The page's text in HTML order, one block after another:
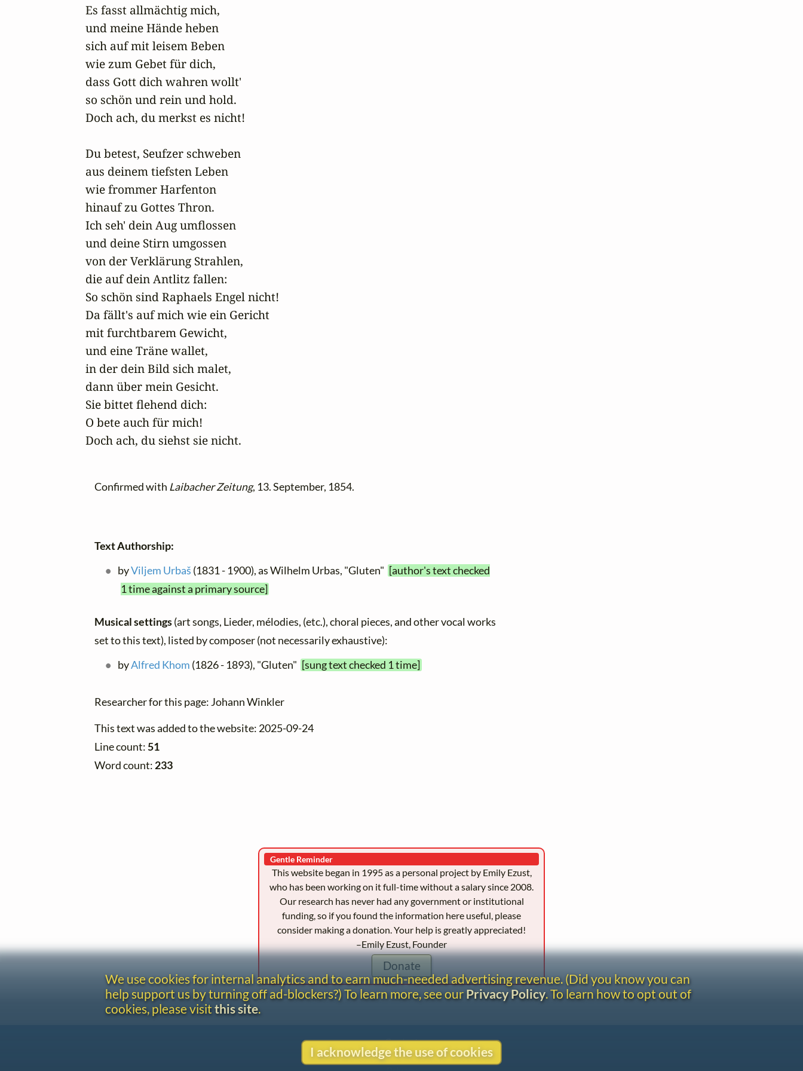
Es fasst allmächtig mich,
und meine Hände heben
sich auf mit leisem Beben
wie zum Gebet für dich,
dass Gott dich wahren wollt'
so schön und rein und hold.
Doch ach, du merkst es nicht!
Du betest, Seufzer schweben
aus deinem tiefsten Leben
wie frommer Harfenton
hinauf zu Gottes Thron.
Ich seh' dein Aug umflossen
und deine Stirn umgossen
von der Verklärung Strahlen,
die auf dein Antlitz fallen:
So schön sind Raphaels Engel nicht!
Da fällt's auf mich wie ein Gericht
mit furchtbarem Gewicht,
und eine Träne wallet,
in der dein Bild sich malet,
dann über mein Gesicht.
Sie bittet flehend dich:
O bete auch für mich!
Doch ach, du siehst sie nicht.
Confirmed with Laibacher Zeitung, 13. September, 1854.
Text Authorship:
byViljem Urbaš (1831 - 1900), as Wilhelm Urbas, "Gluten" [author's text checked
1 time against a primary source]
Musical settings(art songs, Lieder, mélodies, (etc.), choral pieces, and other vocal works
set to this text), listed by composer (not necessarily exhaustive):
byAlfred Khom (1826 - 1893), "Gluten" [sung text checked 1 time]
Researcher for this page: Johann Winkler
This text was added to the website: 2025-09-24
Line count:51
Word count:233
Gentle Reminder
This website began in 1995 as a personal project by Emily Ezust,
who has been working on it full-time without a salary since 2008.
Our research has never had any government or institutional
funding, so if you found the information here useful, please
consider making a donation. Your help is greatly appreciated!
–Emily Ezust, Founder
Donate
We use cookies for internal analytics and to earn much-needed advertising revenue. (Did you know you can
help support us by turning off ad-blockers?) To learn more, see ourPrivacy Policy. To learn how to opt out of
cookies, please visit this site.
I acknowledge the use of cookies
Contact
Copyright